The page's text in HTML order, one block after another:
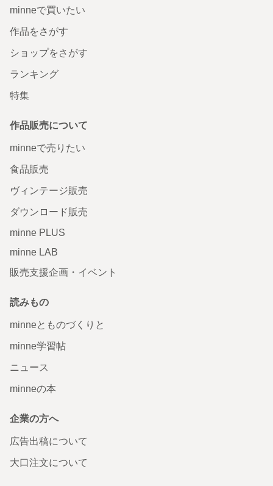
minneで買いたい
作品をさがす
ショップをさがす
ランキング
特集
作品販売について
minneで売りたい
食品販売
ヴィンテージ販売
ダウンロード販売
minne PLUS
minne LAB
販売支援企画・イベント
読みもの
minneとものづくりと
minne学習帖
ニュース
minneの本
企業の方へ
広告出稿について
大口注文について